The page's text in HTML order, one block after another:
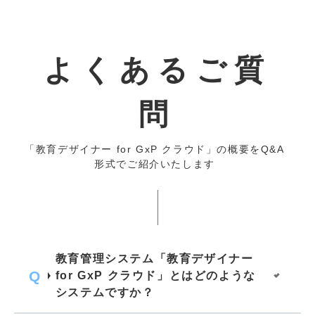
よくあるご質
問
「教育デザイナー for GxP クラウド」の概要をQ&A
形式でご紹介いたします
教育管理システム「教育デザイナー
for GxP クラウド」とはどのような
システムですか？